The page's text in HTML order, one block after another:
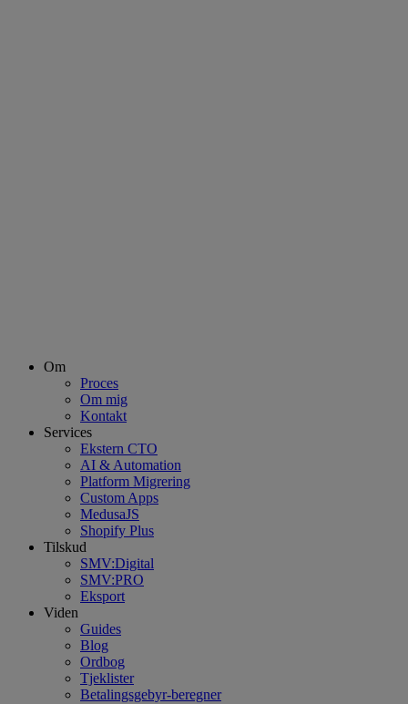
Om
Proces
Om mig
Kontakt
Services
Ekstern CTO
AI & Automation
Platform Migrering
Custom Apps
MedusaJS
Shopify Plus
Tilskud
SMV:Digital
SMV:PRO
Eksport
Viden
Guides
Blog
Ordbog
Tjeklister
Betalingsgebyr-beregner